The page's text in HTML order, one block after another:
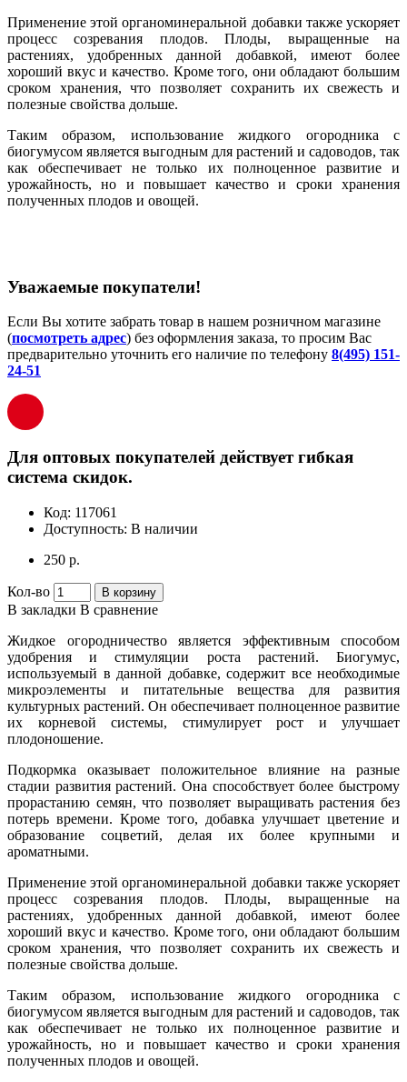
Применение этой органоминеральной добавки также ускоряет
процесс созревания плодов. Плоды, выращенные на
растениях, удобренных данной добавкой, имеют более
хороший вкус и качество. Кроме того, они обладают большим
сроком хранения, что позволяет сохранить их свежесть и
полезные свойства дольше.
Таким образом, использование жидкого огородника с
биогумусом является выгодным для растений и садоводов, так
как обеспечивает не только их полноценное развитие и
урожайность, но и повышает качество и сроки хранения
полученных плодов и овощей.
Уважаемые покупатели!
Если Вы хотите забрать товар в нашем розничном магазине
(посмотреть адрес) без оформления заказа, то просим Вас
предварительно уточнить его наличие по телефону 8(495) 151-
24-51
Для оптовых покупателей действует гибкая
система скидок.
Код: 117061
Доступность: В наличии
250 р.
Кол-во В корзину
В закладки В сравнение
Жидкое огородничество является эффективным способом
удобрения и стимуляции роста растений. Биогумус,
используемый в данной добавке, содержит все необходимые
микроэлементы и питательные вещества для развития
культурных растений. Он обеспечивает полноценное развитие
их корневой системы, стимулирует рост и улучшает
плодоношение.
Подкормка оказывает положительное влияние на разные
стадии развития растений. Она способствует более быстрому
прорастанию семян, что позволяет выращивать растения без
потерь времени. Кроме того, добавка улучшает цветение и
образование соцветий, делая их более крупными и
ароматными.
Применение этой органоминеральной добавки также ускоряет
процесс созревания плодов. Плоды, выращенные на
растениях, удобренных данной добавкой, имеют более
хороший вкус и качество. Кроме того, они обладают большим
сроком хранения, что позволяет сохранить их свежесть и
полезные свойства дольше.
Таким образом, использование жидкого огородника с
биогумусом является выгодным для растений и садоводов, так
как обеспечивает не только их полноценное развитие и
урожайность, но и повышает качество и сроки хранения
полученных плодов и овощей.